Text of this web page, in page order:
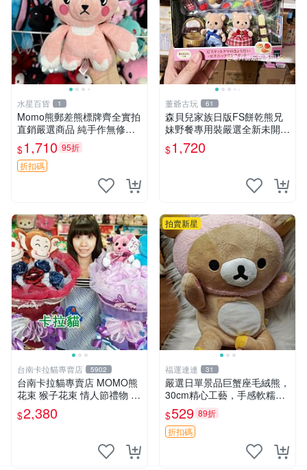
水星百貨 1
Momo熊郵差熊標牌齊全實拍
直銷嚴選商品 純手作無修圖
可收藏 郵差熊 Momo熊 標牌
商品
$1,710 95折
折扣碼
董爺古玩 61
森貝兒家族日版FS餅乾熊兄
妹野餐專用裝嚴選全新未開
封，包含兩組大童款紙盒裝，
適合收藏與分享。 餅乾熊兄
$1,720
台南卡拉貓專賣店 5902
台南卡拉貓專賣店 MOMO熊
花束 猴子花束 情人節禮物 二
選一 可繡字 可今天寄明天到
$2,380
拍賣新星
福運連連 31
嚴選日單景品巨蟹座毛絨熊，
30cm精心工藝，手感軟糯推
薦收藏送人 巨蟹座 毛絨玩具
精緻做工
$529 89折
折扣碼